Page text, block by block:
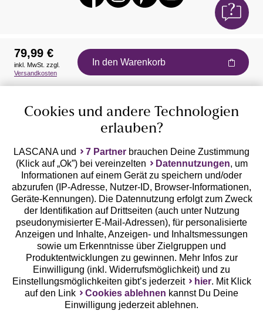
Auszeichnungen
Geprüfte Sicherheit
Unsere Apps
79,99 €
inkl. MwSt. zzgl.
Versandkosten
In den Warenkorb
Cookies und andere Technologien
erlauben?
LASCANA und 7 Partner brauchen Deine Zustimmung
(Klick auf „Ok”) bei vereinzelten
Datennutzungen, um
Informationen auf einem Gerät zu speichern und/oder
abzurufen (IP-Adresse, Nutzer-ID, Browser-Informationen,
Geräte-Kennungen). Die Datennutzung erfolgt zum Zweck
der Identifikation auf Drittseiten (auch unter Nutzung
pseudonymisierter E-Mail-Adressen), für personalisierte
Anzeigen und Inhalte, Anzeigen- und Inhaltsmessungen
sowie um Erkenntnisse über Zielgruppen und
Produktentwicklungen zu gewinnen. Mehr Infos zur
Einwilligung (inkl. Widerrufsmöglichkeit) und zu
Einstellungsmöglichkeiten gibt’s jederzeit
hier. Mit Klick
auf den Link
Cookies ablehnen kannst Du Deine
Einwilligung jederzeit ablehnen.